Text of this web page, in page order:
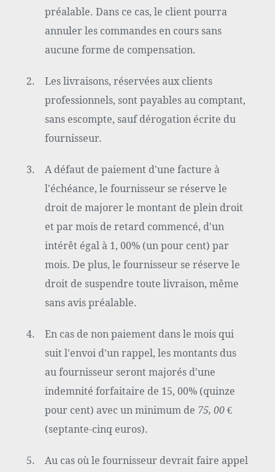
préalable. Dans ce cas, le client pourra
annuler les commandes en cours sans
aucune forme de compensation.
Les livraisons, réservées aux clients
professionnels, sont payables au comptant,
sans escompte, sauf dérogation écrite du
fournisseur.
A défaut de paiement d'une facture à
l'échéance, le fournisseur se réserve le
droit de majorer le montant de plein droit
et par mois de retard commencé, d'un
intérêt égal à 1, 00% (un pour cent) par
mois. De plus, le fournisseur se réserve le
droit de suspendre toute livraison, même
sans avis préalable.
En cas de non paiement dans le mois qui
suit l'envoi d'un rappel, les montants dus
au fournisseur seront majorés d'une
indemnité forfaitaire de 15, 00% (quinze
pour cent) avec un minimum de 75, 00 €
(septante-cinq euros).
Au cas où le fournisseur devrait faire appel